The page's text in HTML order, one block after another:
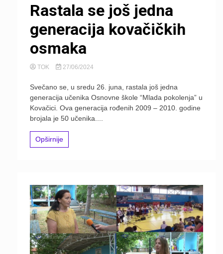
Rastala se još jedna
generacija kovačičkih
osmaka
TOK 27/06/2024
Svečano se, u sredu 26. juna, rastala još jedna
generacija učenika Osnovne škole “Mlada pokolenja” u
Kovačici. Ova generacija rođenih 2009 – 2010. godine
brojala je 50 učenika....
Opširnije